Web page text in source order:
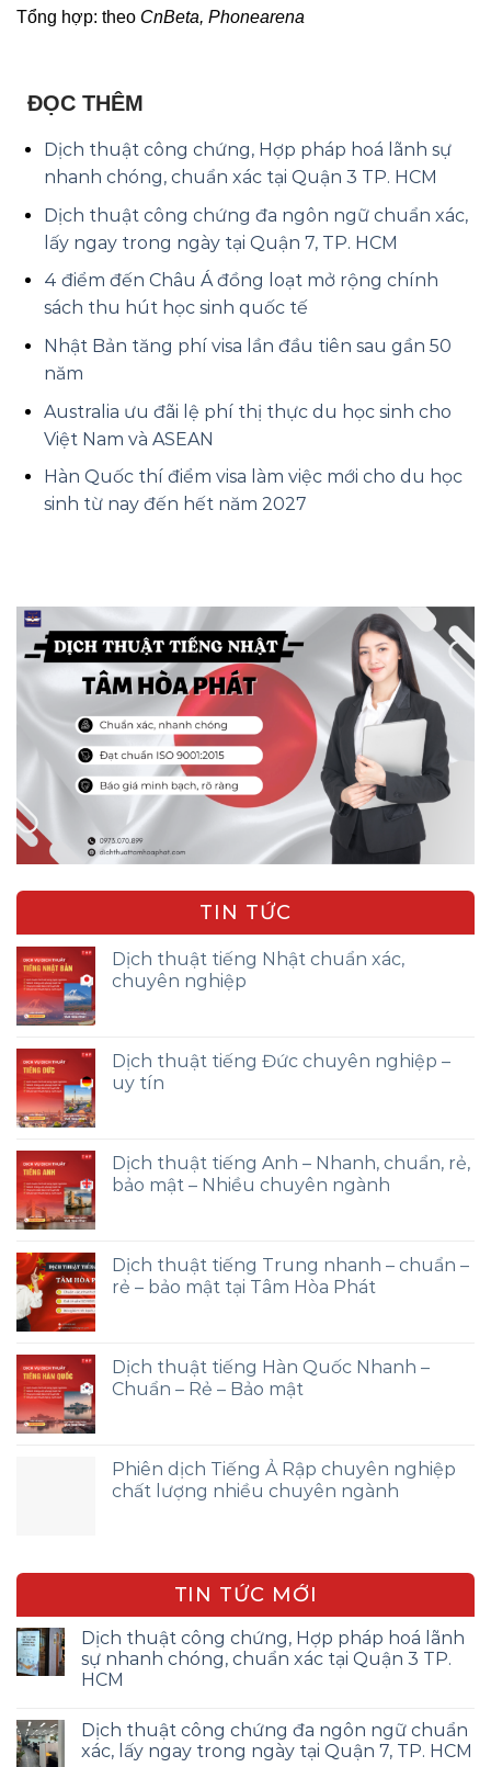
Tổng hợp: theo CnBeta, Phonearena
ĐỌC THÊM
Dịch thuật công chứng, Hợp pháp hoá lãnh sự
nhanh chóng, chuẩn xác tại Quận 3 TP. HCM
Dịch thuật công chứng đa ngôn ngữ chuẩn xác,
lấy ngay trong ngày tại Quận 7, TP. HCM
4 điểm đến Châu Á đồng loạt mở rộng chính
sách thu hút học sinh quốc tế
Nhật Bản tăng phí visa lần đầu tiên sau gần 50
năm
Australia ưu đãi lệ phí thị thực du học sinh cho
Việt Nam và ASEAN
Hàn Quốc thí điểm visa làm việc mới cho du học
sinh từ nay đến hết năm 2027
TIN TỨC
Dịch thuật tiếng Nhật chuẩn xác,
chuyên nghiệp
Dịch thuật tiếng Đức chuyên nghiệp –
uy tín
Dịch thuật tiếng Anh – Nhanh, chuẩn, rẻ,
bảo mật – Nhiều chuyên ngành
Dịch thuật tiếng Trung nhanh – chuẩn –
rẻ – bảo mật tại Tâm Hòa Phát
Dịch thuật tiếng Hàn Quốc Nhanh –
Chuẩn – Rẻ – Bảo mật
Phiên dịch Tiếng Ả Rập chuyên nghiệp
chất lượng nhiều chuyên ngành
TIN TỨC MỚI
Dịch thuật công chứng, Hợp pháp hoá lãnh
sự nhanh chóng, chuẩn xác tại Quận 3 TP.
HCM
Dịch thuật công chứng đa ngôn ngữ chuẩn
xác, lấy ngay trong ngày tại Quận 7, TP. HCM